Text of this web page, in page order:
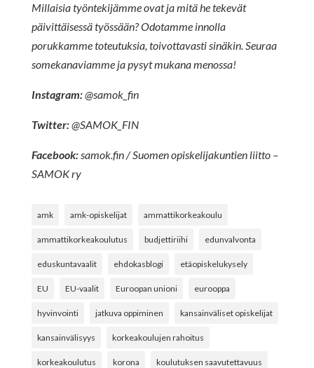
Millaisia työntekijämme ovat ja mitä he tekevät
päivittäisessä työssään? Odotamme innolla
porukkamme toteutuksia, toivottavasti sinäkin. Seuraa
somekanaviamme ja pysyt mukana menossa!
Instagram:@samok_fin
Twitter:@SAMOK_FIN
Facebook:samok.fin / Suomen opiskelijakuntien liitto –
SAMOK ry
amk amk-opiskelijat ammattikorkeakoulu
ammattikorkeakoulutus budjettiriihi edunvalvonta
eduskuntavaalit ehdokasblogi etäopiskelukysely
EU EU-vaalit Euroopan unioni eurooppa
hyvinvointi jatkuva oppiminen kansainväliset opiskelijat
kansainvälisyys korkeakoulujen rahoitus
korkeakoulutus korona koulutuksen saavutettavuus